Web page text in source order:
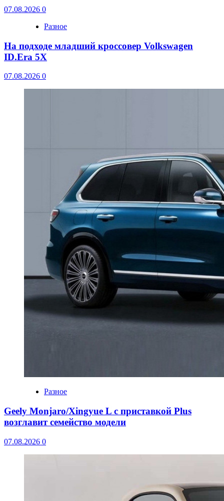
07.08.2026 0
Разное
На подходе младший кроссовер Volkswagen
ID.Era 5X
07.08.2026 0
Разное
Geely Monjaro/Xingyue L с приставкой Plus
возглавит семейство модели
07.08.2026 0